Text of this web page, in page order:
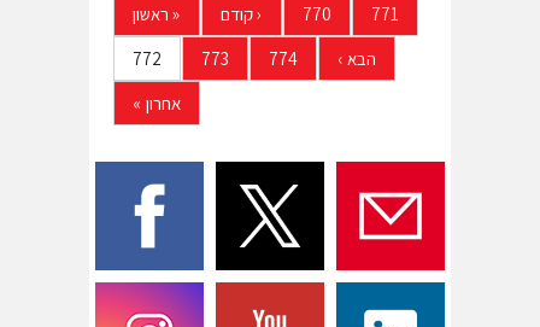
« ראשון ‹קודם 770
771
772
773 774 הבא ›
אחרון »